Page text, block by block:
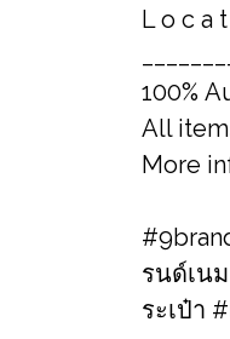
L o c a
100%
All
More
รนด์เน
ระเป๋า